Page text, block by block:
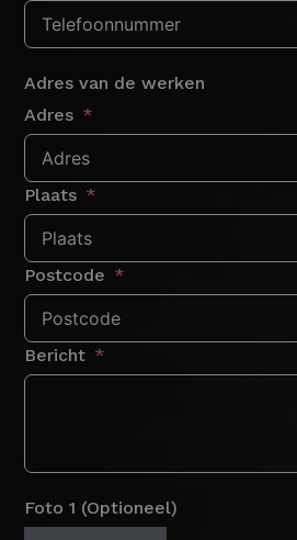
Adres van de werken
Adres
Plaats
Postcode
Bericht
Foto 1 (Optioneel)